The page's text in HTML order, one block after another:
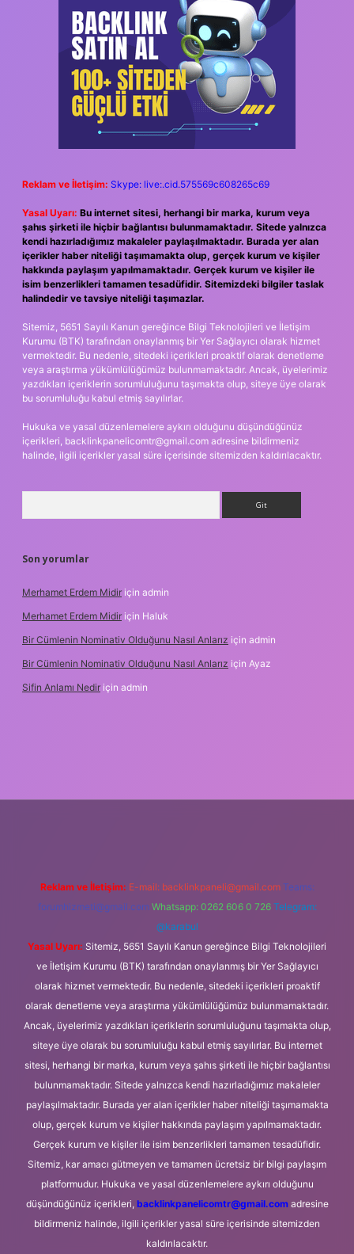
Reklam ve İletişim: Skype: live:.cid.575569c608265c69
Yasal Uyarı: Bu internet sitesi, herhangi bir marka, kurum veya
şahıs şirketi ile hiçbir bağlantısı bulunmamaktadır. Sitede yalnızca
kendi hazırladığımız makaleler paylaşılmaktadır. Burada yer alan
içerikler haber niteliği taşımamakta olup, gerçek kurum ve kişiler
hakkında paylaşım yapılmamaktadır. Gerçek kurum ve kişiler ile
isim benzerlikleri tamamen tesadüfidir. Sitemizdeki bilgiler taslak
halindedir ve tavsiye niteliği taşımazlar.
Sitemiz, 5651 Sayılı Kanun gereğince Bilgi Teknolojileri ve İletişim
Kurumu (BTK) tarafından onaylanmış bir Yer Sağlayıcı olarak hizmet
vermektedir. Bu nedenle, sitedeki içerikleri proaktif olarak denetleme
veya araştırma yükümlülüğümüz bulunmamaktadır. Ancak, üyelerimiz
yazdıkları içeriklerin sorumluluğunu taşımakta olup, siteye üye olarak
bu sorumluluğu kabul etmiş sayılırlar.
Hukuka ve yasal düzenlemelere aykırı olduğunu düşündüğünüz
içerikleri, backlinkpanelicomtr@gmail.com adresine bildirmeniz
halinde, ilgili içerikler yasal süre içerisinde sitemizden kaldırılacaktır.
Son yorumlar
Merhamet Erdem Midir için admin
Merhamet Erdem Midir için Haluk
Bir Cümlenin Nominativ Olduğunu Nasıl Anlarız için admin
Bir Cümlenin Nominativ Olduğunu Nasıl Anlarız için Ayaz
Sifin Anlamı Nedir için admin
Reklam ve İletişim: E-mail: backlinkpaneli@gmail.com Teams:
forumhizmeti@gmail.com Whatsapp: 0262 606 0 726 Telegram:
@karabul
Yasal Uyarı: Sitemiz, 5651 Sayılı Kanun gereğince Bilgi Teknolojileri
ve İletişim Kurumu (BTK) tarafından onaylanmış bir Yer Sağlayıcı
olarak hizmet vermektedir. Bu nedenle, sitedeki içerikleri proaktif
olarak denetleme veya araştırma yükümlülüğümüz bulunmamaktadır.
Ancak, üyelerimiz yazdıkları içeriklerin sorumluluğunu taşımakta olup,
siteye üye olarak bu sorumluluğu kabul etmiş sayılırlar. Bu internet
sitesi, herhangi bir marka, kurum veya şahıs şirketi ile hiçbir bağlantısı
bulunmamaktadır. Sitede yalnızca kendi hazırladığımız makaleler
paylaşılmaktadır. Burada yer alan içerikler haber niteliği taşımamakta
olup, gerçek kurum ve kişiler hakkında paylaşım yapılmamaktadır.
Gerçek kurum ve kişiler ile isim benzerlikleri tamamen tesadüfidir.
Sitemiz, kar amacı gütmeyen ve tamamen ücretsiz bir bilgi paylaşım
platformudur. Hukuka ve yasal düzenlemelere aykırı olduğunu
düşündüğünüz içerikleri, backlinkpanelicomtr@gmail.comadresine
bildirmeniz halinde, ilgili içerikler yasal süre içerisinde sitemizden
kaldırılacaktır.